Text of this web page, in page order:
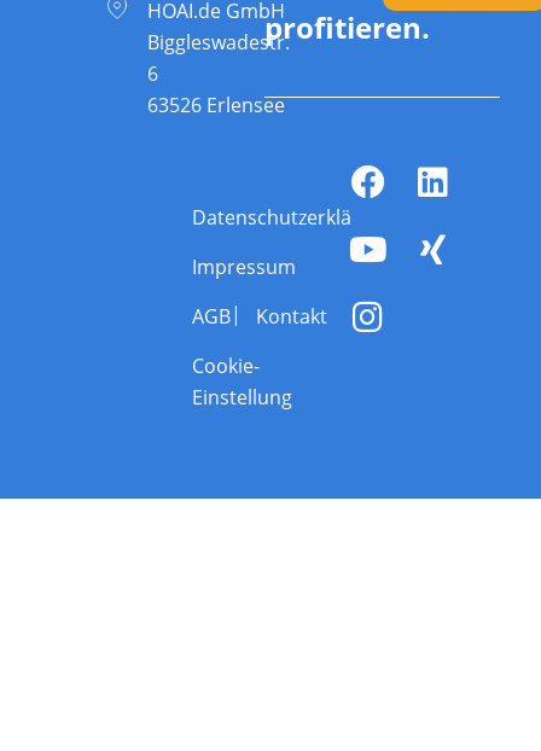
HOAI.de GmbH
Biggleswadestr.
6
63526 Erlensee
profitieren.
Datenschutzerklärung
Impressum
AGB
Kontakt
Cookie-
Einstellung